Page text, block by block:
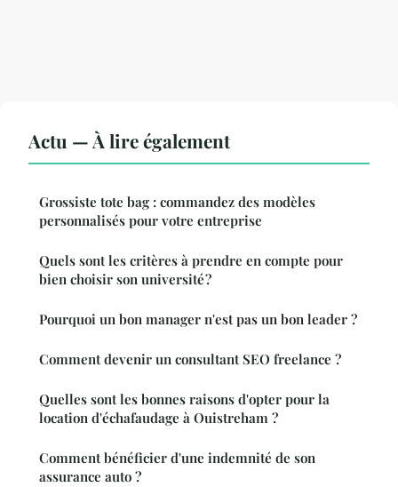
Actu — À lire également
Grossiste tote bag : commandez des modèles
personnalisés pour votre entreprise
Quels sont les critères à prendre en compte pour
bien choisir son université ?
Pourquoi un bon manager n'est pas un bon leader ?
Comment devenir un consultant SEO freelance ?
Quelles sont les bonnes raisons d'opter pour la
location d'échafaudage à Ouistreham ?
Comment bénéficier d'une indemnité de son
assurance auto ?